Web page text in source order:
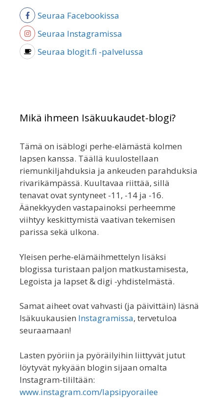
Seuraa Facebookissa
Seuraa Instagramissa
Seuraa blogit.fi -palvelussa
Mikä ihmeen Isäkuukaudet-blogi?
Tämä on isäblogi perhe-elämästä kolmen
lapsen kanssa. Täällä kuulostellaan
riemunkiljahduksia ja ankeuden parahduksia
rivarikämpässä. Kuultavaa riittää, sillä
tenavat ovat syntyneet -11, -14 ja -16.
Äänekkyyden vastapainoksi perheemme
viihtyy keskittymistä vaativan tekemisen
parissa sekä ulkona.
Yleisen perhe-elämäihmettelyn lisäksi
blogissa turistaan paljon matkustamisesta,
Legoista ja lapset & digi -yhdistelmästä.
Samat aiheet ovat vahvasti (ja päivittäin) läsnä
Isäkuukausien Instagramissa, tervetuloa
seuraamaan!
Lasten pyöriin ja pyöräilyihin liittyvät jutut
löytyvät nykyään blogin sijaan omalta
Instagram-tililtään:
www.instagram.com/lapsipyorailee